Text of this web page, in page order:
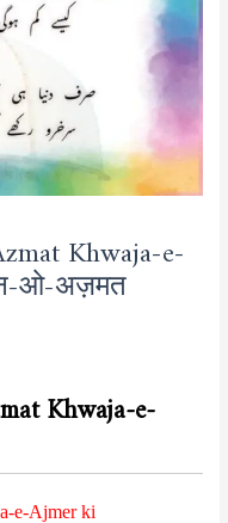
Khwaja-e-
ओ-अज़मत
Khwaja-e-
e-Ajmer ki